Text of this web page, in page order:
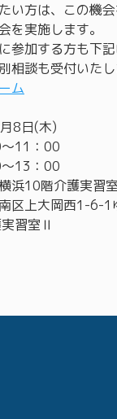
い方は、この機会
を実施します。
参加する方も下
談も受付いたし
ム
8日(木)
11：00
13：00
浜10階介護実習
区上大岡西1-6-1
室Ⅱ